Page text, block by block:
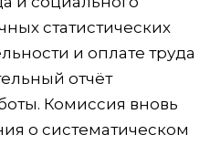
статистических
и оплате труда
отчёт
Комиссия вновь
о систематическом